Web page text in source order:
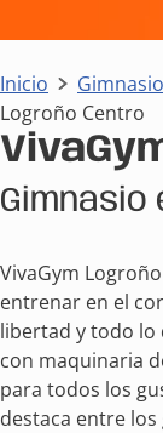
Inicio
Logroño Centro
Gimnasio
VivaGym
entrenar en el
libertad y todo lo
con maquinaria
para todos los
destaca entre